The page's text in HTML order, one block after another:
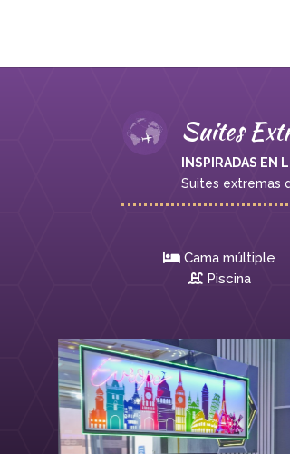
Suites
INSPIRADAS EN
Suites extremas
Cama múltiple
Piscina